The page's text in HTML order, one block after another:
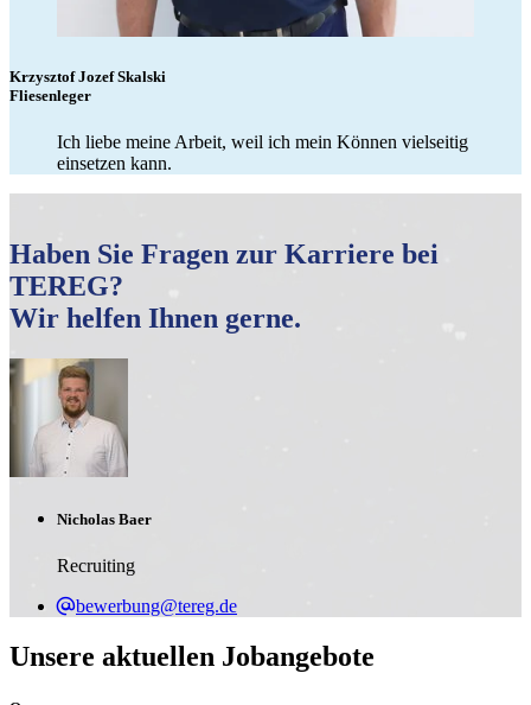
Krzysztof Jozef Skalski
Fliesenleger
Ich liebe meine Arbeit, weil ich mein Können vielseitig
einsetzen kann.
Haben Sie Fragen zur Karriere bei
TEREG?
Wir helfen Ihnen gerne.
Nicholas Baer
Recruiting
bewerbung@tereg.de
Unsere aktuellen Jobangebote